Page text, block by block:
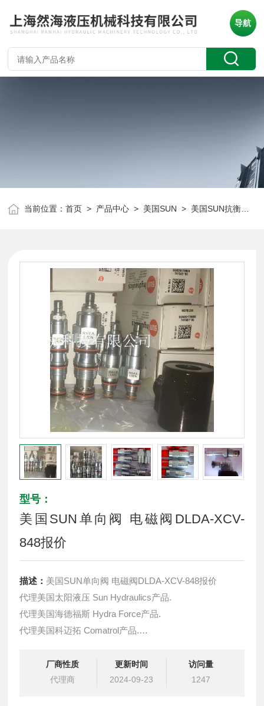
导航
当前位置：首页 > 产品中心 > 美国SUN > 美国SUN抗衡阀
型号：
美国SUN单向阀 电磁阀DLDA-XCV-
848报价
描述： 美国SUN单向阀 电磁阀DLDA-XCV-848报价
代理美国太阳液压 Sun Hydraulics产品.
代理美国海德福斯 Hydra Force产品.
代理美国科迈拓 Comatrol产品.
提供油路系统设计,油路块设计,阀块设计与选型
液压油缸，经销力士乐、派克、中国台湾北部等液压元件
厂商性质
代理商
更新时间
2024-09-23
访问量
1247